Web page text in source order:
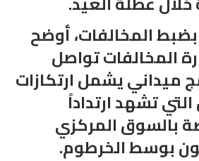
المخالفات، أوضح
المخالفات تواصل
ميداني يشمل ارتكازات
تشهد ارتداداً
بالسوق المركزي
بوسط الخرطوم.